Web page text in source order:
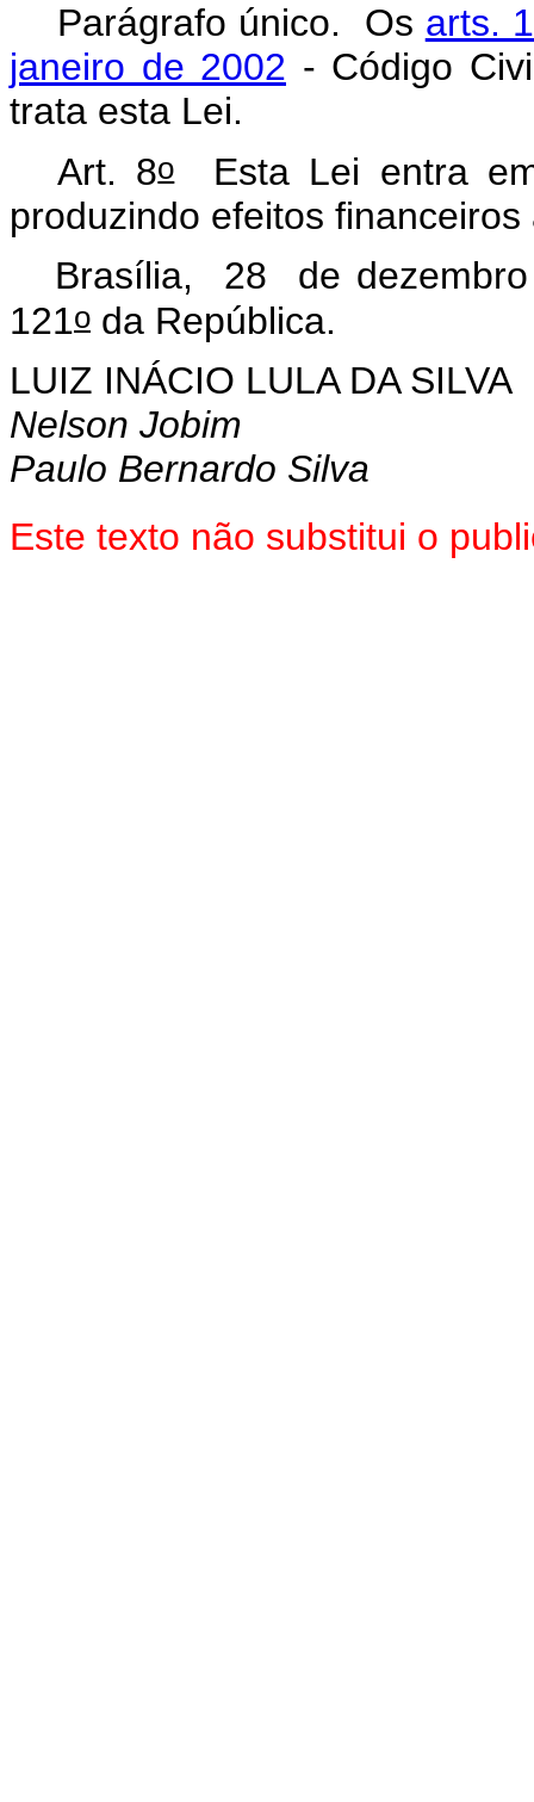
Parágrafo único. Os arts.
janeiro de 2002 - Código
trata esta Lei.
Art. 8oEsta Lei entra em
produzindo efeitos
Brasília, 28 de
121o da República.
LUIZ INÁCIO LULA DA SILVA
Nelson Jobim
Paulo Bernardo Silva
Este texto não substitui o